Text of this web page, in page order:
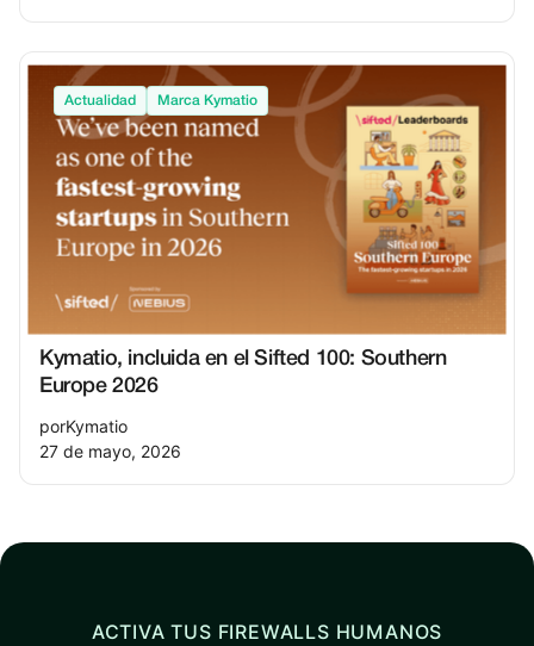
Actualidad Marca Kymatio
Kymatio, incluida en el Sifted 100: Southern
Europe 2026
porKymatio
27 de mayo, 2026
ACTIVA TUS FIREWALLS HUMANOS